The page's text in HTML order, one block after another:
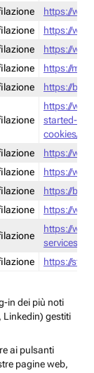
https://
https://
https://
https://
https://
https://
started-
cookies/
https://
https://
https://
https://
https://
services-
https://
in dei più noti
Linkedin) gestiti
ai pulsanti
pagine web,